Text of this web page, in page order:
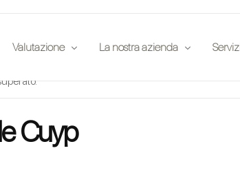
Valutazione
Valutazione online
Pianificare una valutazione in loco
La nostra azienda
Cuyp